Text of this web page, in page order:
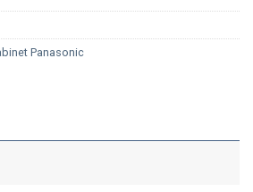
Panasonic